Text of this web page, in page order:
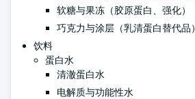
软糖与果冻（胶原蛋白、强化）
巧克力与涂层（乳清蛋白替代品）
饮料
蛋白水
清澈蛋白水
电解质与功能性水